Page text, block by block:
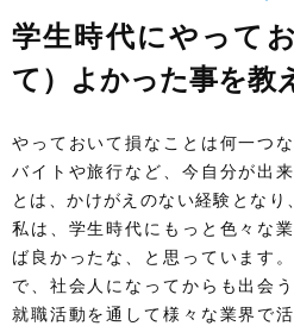
学生時代にやって
て）よかった事を教
やっておいて損なことは何一つ
バイトや旅行など、今自分が出
とは、かけがえのない経験となり
私は、学生時代にもっと色々な
ば良かったな、と思っています
で、社会人になってからも出会
就職活動を通して様々な業界で